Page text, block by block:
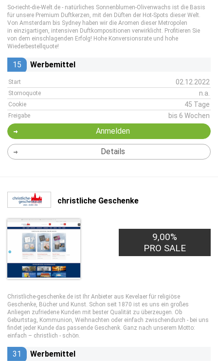
So-riecht-die-Welt.de - natürliches Sonnenblumen-Olivenwachs ist die Basis
für unsere Premium Duftkerzen, mit den Düften der Hot-Spots dieser Welt.
Von Amsterdam bis Sydney haben wir die Aromen dieser Metropolen
in einzigartigen, intensiven Duftkompositionen verwirklicht. Profitieren Sie
von dem einschlagenden Erfolg! Hohe Konversionsrate und hohe
Wiederbestellquote!
15 Werbemittel
Start 02.12.2022
Stornoquote n.a.
Cookie 45 Tage
Freigabe bis 6 Wochen
Anmelden
Details
christliche Geschenke
9,00%
PRO SALE
Christliche-geschenke.de ist Ihr Anbieter aus Kevelaer für religiöse
Geschenke, Bücher und Kunst. Schon seit 1870 ist es uns ein großes
Anliegen zufriedene Kunden mit bester Qualität zu überzeugen. Ob
Geburtstag, Kommunion, Weihnachten oder einfach zwischendurch - bei uns
findet jeder Kunde das passende Geschenk. Ganz nach unserem Motto:
einfach – christlich - schön.
31 Werbemittel